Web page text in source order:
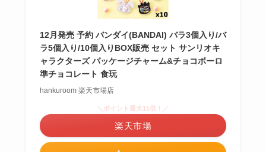
12月発売 予約 バンダイ(BANDAI) バラ3個入り/バ
ラ5個入り/10個入りBOX販売 セット サンリオキ
ャラクターズ パッケージチャーム&チョコボーロ
準チョコレート 食玩
hankuroom 楽天市場店
＼ポイント最大11倍！／
楽天市場